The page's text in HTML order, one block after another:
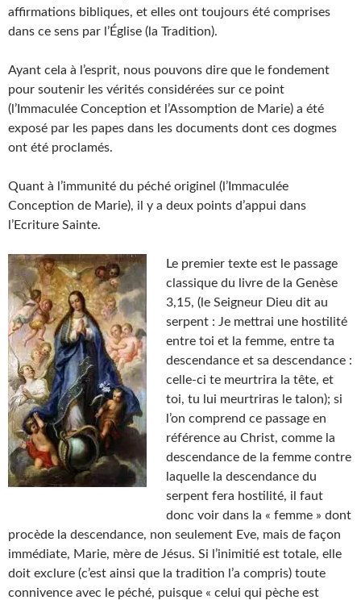
affirmations bibliques, et elles ont toujours été comprises
dans ce sens par l’Église (la Tradition).
Ayant cela à l’esprit, nous pouvons dire que le fondement
pour soutenir les vérités considérées sur ce point
(l’Immaculée Conception et l’Assomption de Marie) a été
exposé par les papes dans les documents dont ces dogmes
ont été proclamés.
Quant à l’immunité du péché originel (l’Immaculée
Conception de Marie), il y a deux points d’appui dans
l’Ecriture Sainte.
Le premier texte est le passage
classique du livre de la Genèse
3,15, (le Seigneur Dieu dit au
serpent : Je mettrai une hostilité
entre toi et la femme, entre ta
descendance et sa descendance :
celle-ci te meurtrira la tête, et
toi, tu lui meurtriras le talon); si
l’on comprend ce passage en
référence au Christ, comme la
descendance de la femme contre
laquelle la descendance du
serpent fera hostilité, il faut
donc voir dans la « femme » dont
procède la descendance, non seulement Eve, mais de façon
immédiate, Marie, mère de Jésus. Si l’inimitié est totale, elle
doit exclure (c’est ainsi que la tradition l’a compris) toute
connivence avec le péché, puisque « celui qui pèche est